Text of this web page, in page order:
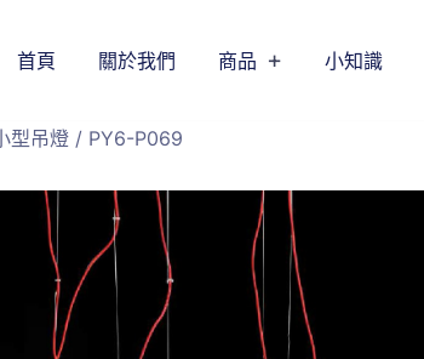
首頁 關於我們 商品 小知識
型吊燈 / PY6-P069